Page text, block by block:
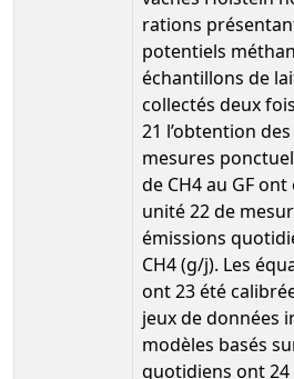
rations
potentiels
échantillons de
collectés deux
21 l’obtention
mesures
de CH4 au GF
unité 22 de
émissions
CH4 (g/j). Les
ont 23 été
jeux de données
modèles basés
quotidiens ont 24